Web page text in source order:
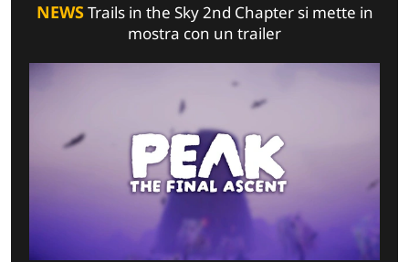
NEWSTrails in the Sky 2nd Chapter si mette in
mostra con un trailer